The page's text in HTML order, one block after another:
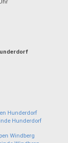
Hunderdorf